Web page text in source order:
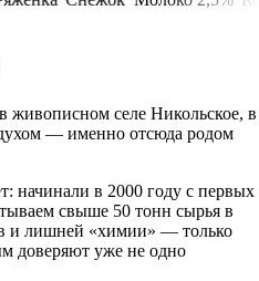
живописном селе Никольское, в
— именно отсюда родом
начинали в 2000 году с первых
свыше 50 тонн сырья в
и лишней «химии» — только
доверяют уже не одно